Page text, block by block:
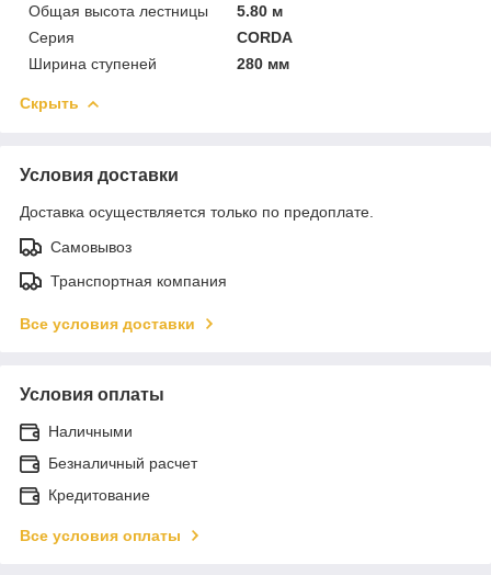
Общая высота лестницы
5.80 м
Серия
CORDA
Ширина ступеней
280 мм
Скрыть
Условия доставки
Доставка осуществляется только по предоплате.
Самовывоз
Транспортная компания
Все условия доставки
Условия оплаты
Наличными
Безналичный расчет
Кредитование
Все условия оплаты